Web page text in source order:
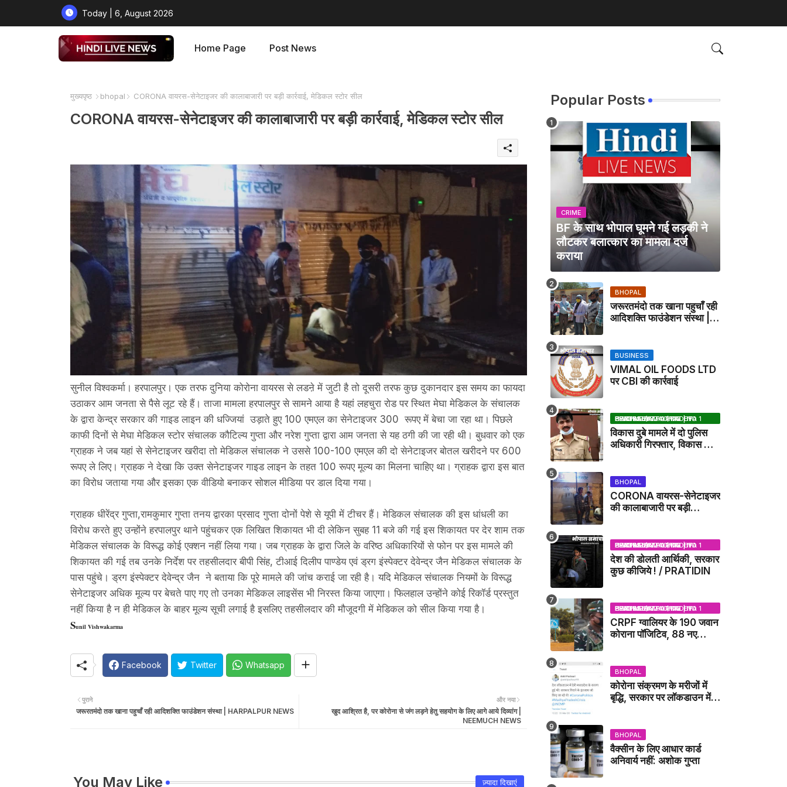
Today | 6, August 2026
Home Page Post News
मुख्यपृष्ठ bhopal CORONA वायरस-सेनेटाइजर की कालाबाजारी पर बड़ी कार्रवाई, मेडिकल स्टोर सील
CORONA वायरस-सेनेटाइजर की कालाबाजारी पर बड़ी कार्रवाई, मेडिकल स्टोर सील
सुनील विश्वकर्मा। हरपालपुर। एक तरफ दुनिया कोरोना वायरस से लडऩे में जुटी है तो दूसरी तरफ कुछ दुकानदार इस समय का फायदा
उठाकर आम जनता से पैसे लूट रहे हैं। ताजा मामला हरपालपुर से सामने आया है यहां लहचुरा रोड पर स्थित मेघा मेडिकल के संचालक
के द्वारा केन्द्र सरकार की गाइड लाइन की धज्जियां उड़ाते हुए 100 एमएल का सेनेटाइजर 300 रूपए में बेचा जा रहा था। पिछले
काफी दिनों से मेघा मेडिकल स्टोर संचालक कौटिल्य गुप्ता और नरेश गुप्ता द्वारा आम जनता से यह ठगी की जा रही थी। बुधवार को एक
ग्राहक ने जब यहां से सेनेटाइजर खरीदा तो मेडिकल संचालक ने उससे 100-100 एमएल की दो सेनेटाइजर बोतल खरीदने पर 600
रूपए ले लिए। ग्राहक ने देखा कि उक्त सेनेटाइजर गाइड लाइन के तहत 100 रूपए मूल्य का मिलना चाहिए था। ग्राहक द्वारा इस बात
का विरोध जताया गया और इसका एक वीडियो बनाकर सोशल मीडिया पर डाल दिया गया।
ग्राहक धीरेंद्र गुप्ता,रामकुमार गुप्ता तनय द्वारका प्रसाद गुप्ता दोनों पेशे से यूपी में टीचर हैं। मेडिकल संचालक की इस धांधली का
विरोध करते हुए उन्होंने हरपालपुर थाने पहुंचकर एक लिखित शिकायत भी दी लेकिन सुबह 11 बजे की गई इस शिकायत पर देर शाम तक
मेडिकल संचालक के विरूद्ध कोई एक्शन नहीं लिया गया। जब ग्राहक के द्वारा जिले के वरिष्ठ अधिकारियों से फोन पर इस मामले की
शिकायत की गई तब उनके निर्देश पर तहसीलदार बीपी सिंह, टीआई दिलीप पाण्डेय एवं ड्रग इंस्पेक्टर देवेन्द्र जैन मेडिकल संचालक के
पास पहुंचे। ड्रग इंस्पेक्टर देवेन्द्र जैन ने बताया कि पूरे मामले की जांच कराई जा रही है। यदि मेडिकल संचालक नियमों के विरूद्ध
सेनेटाइजर अधिक मूल्य पर बेचते पाए गए तो उनका मेडिकल लाइसेंस भी निरस्त किया जाएगा। फिलहाल उन्होंने कोई रिकॉर्ड प्रस्तुत
नहीं किया है न ही मेडिकल के बाहर मूल्य सूची लगाई है इसलिए तहसीलदार की मौजूदगी में मेडिकल को सील किया गया है।
Sunil Vishwakarma
Facebook Twitter Whatsapp
और नया
खुद आश्रित है, पर कोरोना से जंग लड़ने हेतु सहयोग के लिए आगे आये दिव्यांग |
NEEMUCH NEWS
पुराने
जरूरतमंदो तक खाना पहुचाँ रही आदिशक्ति फाउंडेशन संस्था | HARPALPUR NEWS
You May Like ज़्यादा दिखाएं
Popular Posts
CRIME
BF के साथ भोपाल घूमने गई लड़की ने
लौटकर बलात्कार का मामला दर्ज
कराया
BHOPAL
जरूरतमंदो तक खाना पहुचाँ रही
आदिशक्ति फाउंडेशन संस्था |
BUSINESS
VIMAL OIL FOODS LTD
पर CBI की कार्रवाई
BHOPAL SAMACHAR | NO 1 HINDI NEWS PORTAL OF CENTRAL INDIA (MADHYA PRADESH)
विकास दुबे मामले में दो पुलिस
अधिकारी गिरफ्तार, विकास की
BHOPAL
CORONA वायरस-सेनेटाइजर
की कालाबाजारी पर बड़ी
BHOPAL SAMACHAR | NO 1 HINDI NEWS PORTAL OF CENTRAL INDIA (MADHYA PRADESH)
देश की डोलती आर्थिकी, सरकार
कुछ कीजिये ! / PRATIDIN
BHOPAL SAMACHAR | NO 1 HINDI NEWS PORTAL OF CENTRAL INDIA (MADHYA PRADESH)
CRPF ग्वालियर के 190 जवान
कोराना पॉजिटिव, 88 नए
BHOPAL
कोरोना संक्रमण के मरीजों में
बृद्धि, सरकार पर लॉकडाउन में
BHOPAL
वैक्सीन के लिए आधार कार्ड
अनिवार्य नहीं: अशोक गुप्ता